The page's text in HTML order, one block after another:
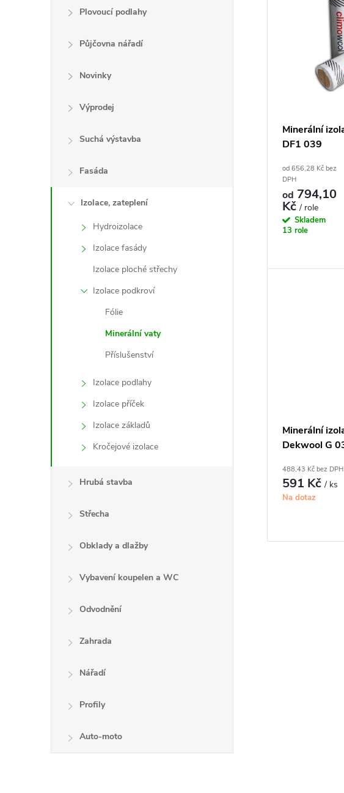
Plovoucí podlahy
Půjčovna nářadí
Novinky
Výprodej
Suchá výstavba
Fasáda
Izolace, zateplení
Hydroizolace
Izolace fasády
Izolace ploché střechy
Izolace podkroví
Fólie
Minerální vaty
Příslušenství
Izolace podlahy
Izolace příček
Izolace základů
Kročejové izolace
Hrubá stavba
Střecha
Obklady a dlažby
Vybavení koupelen a WC
Odvodnění
Zahrada
Nářadí
Profily
Auto-moto
t
Minerální
DF1 039
od 656,28 Kč bez
DPH
od 794,10
Kč/ role
Skladem
13 role
Minerální
Dekwool G
488,43 Kč bez DPH
591 Kč/ ks
Na dotaz